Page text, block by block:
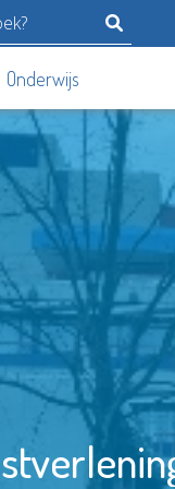
Onderwijs